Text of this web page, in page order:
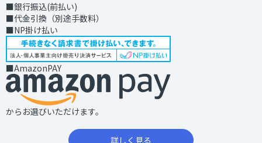
■銀行振込(前払い)
■代金引換（別途手数料）
■NP掛け払い
■AmazonPAY
からお選びいただけます。
詳しく見る